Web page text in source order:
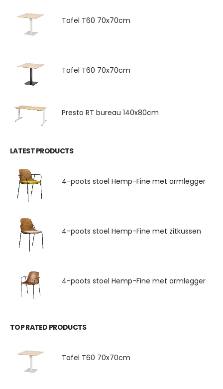
Tafel T60 70x70cm
Tafel T60 70x70cm
Presto RT bureau 140x80cm
LATEST PRODUCTS
4-poots stoel Hemp-Fine met armlegger
4-poots stoel Hemp-Fine met zitkussen
4-poots stoel Hemp-Fine met armlegger
TOP RATED PRODUCTS
Tafel T60 70x70cm